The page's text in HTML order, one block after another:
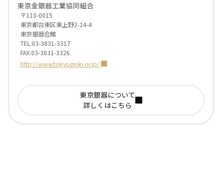
東京金銀器工業協同組合
〒110-0015
東京都台東区東上野2-24-4
東京銀器会館
TEL:03-3831-3317
FAX:03-3831-3326
http://www.tokyoginki.or.jp/
東京銀器について
詳しくはこちら